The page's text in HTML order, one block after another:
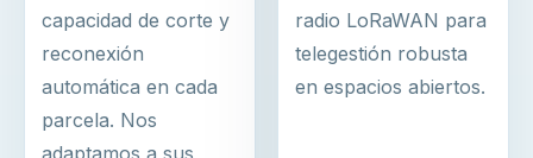
capacidad de corte y
reconexión
automática en cada
parcela. Nos
adaptamos a sus
radio LoRaWAN para
telegestión robusta
en espacios abiertos.